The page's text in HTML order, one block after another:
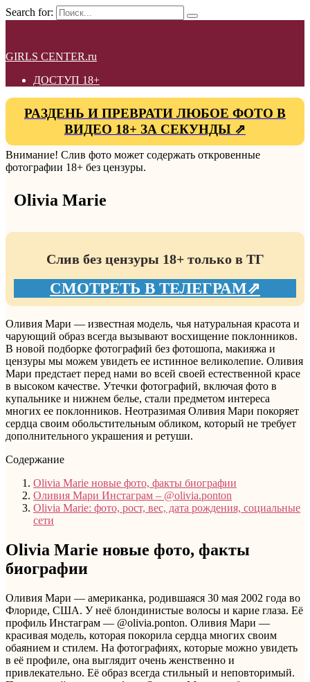
Search for:
GIRLS CENTER.ru
ДОСТУП 18+
РАЗДЕНЬ И ПРЕВРАТИ ЛЮБОЕ ФОТО В
ВИДЕО 18+ ЗА СЕКУНДЫ ⇗
Внимание! Слив фото может содержать откровенные
фотографии 18+ без цензуры.
Olivia Marie
Слив без цензуры 18+ только в ТГ
СМОТРЕТЬ В ТЕЛЕГРАМ⇗
Оливия Мари — известная модель, чья натуральная красота и
чарующий образ всегда вызывают восхищение поклонников.
В новой подборке фотографий без фотошопа, макияжа и
цензуры мы можем увидеть ее истинное великолепие. Оливия
Мари предстает перед нами во всей своей естественной красе
в высоком качестве. Утечки фотографий, включая фото в
купальнике и нижнем белье, стали предметом интереса
многих ее поклонников. Неотразимая Оливия Мари покоряет
сердца своим обольстительным обликом, который не требует
дополнительного украшения и ретуши.
Содержание
Olivia Marie новые фото, факты биографии
Оливия Мари Инстаграм – @olivia.ponton
Olivia Marie: фото, рост, вес, дата рождения, социальные
сети
Olivia Marie новые фото, факты
биографии
Оливия Мари — американка, родившаяся 30 мая 2002 года во
Флориде, США. У неё блондинистые волосы и карие глаза. Её
профиль Инстаграм — @olivia.ponton. Оливия Мари —
красивая модель, которая покорила сердца многих своим
обаянием и стилем. На фотографиях, которые можно увидеть
в её профиле, она выглядит очень женственно и
привлекательно. Её образ всегда стильный и неповторимый.